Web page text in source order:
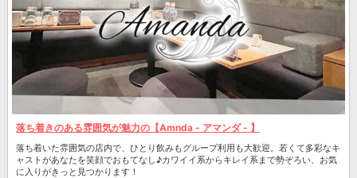
落ち着きのある雰囲気が魅力の【Amnda - アマンダ - 】
落ち着いた雰囲気の店内で、ひとり飲みもグループ利用も大歓迎。若くて多彩なキ
ャストがあなたを笑顔でおもてなし♪カワイイ系からキレイ系まで勢ぞろい、お気
に入りがきっと見つかります！